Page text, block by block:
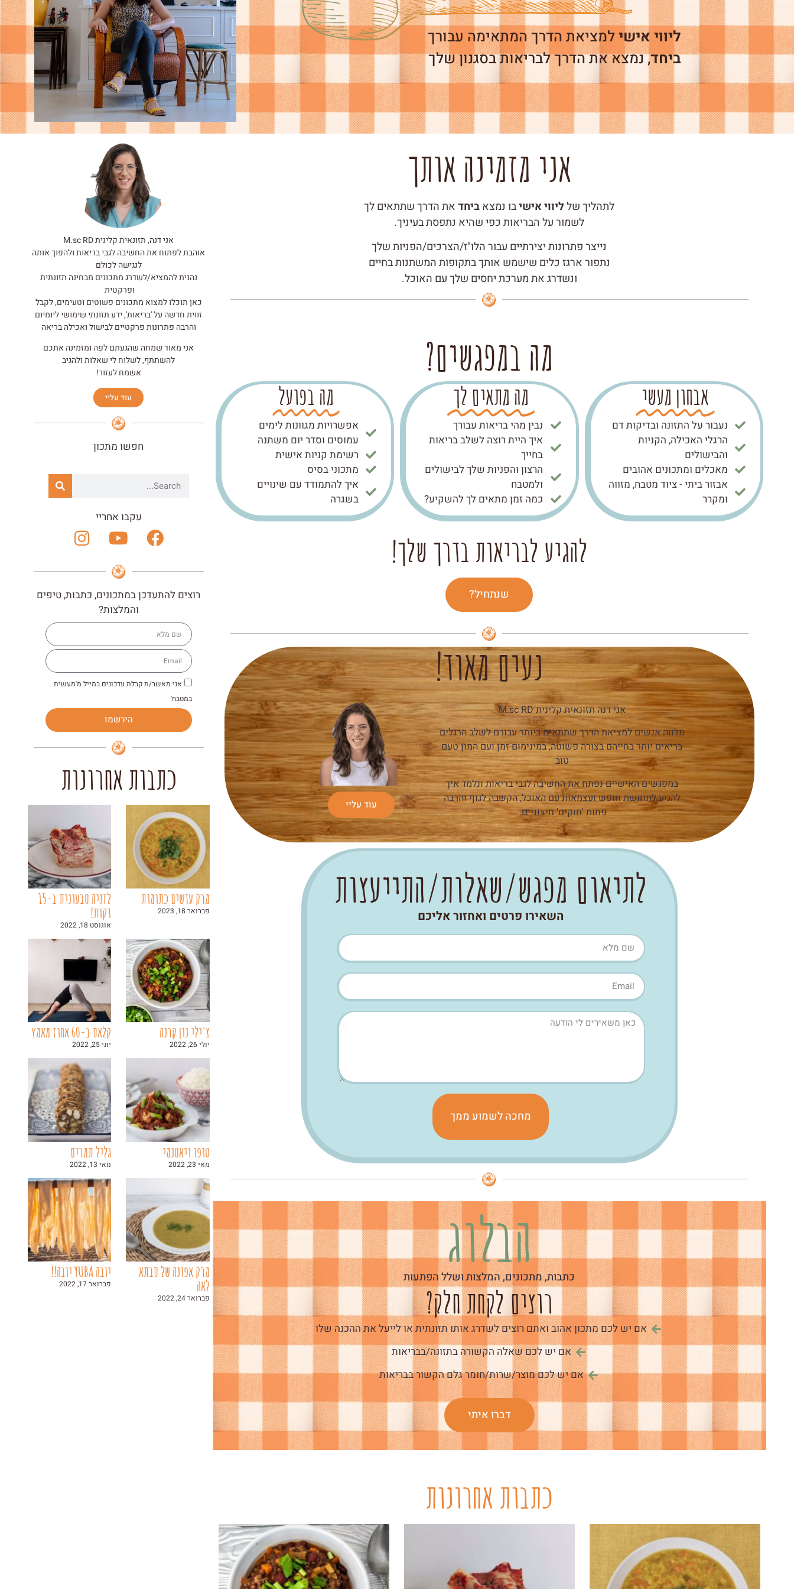
ליווי אישילמציאת הדרך המתאימה עבורך
ביחד, נמצא את הדרך לבריאות בסגנון שלך
אני מזמינה אותך
לתהליך שלליווי אישיבו נמצאביחדאת הדרך שתתאים לך
לשמור על הבריאות כפי שהיא נתפסת בעיניך.
נייצר פתרונות יצירתיים עבור הלו"ז/הצרכים/הפניות שלך
נתפור ארגז כלים שישמש אותך בתקופות המשתנות בחיים
ונשדרג את מערכת יחסים שלך עם האוכל.
מה במפגשים?
אבחון מעשי
נעבור על התזונה ובדיקות דם
הרגלי האכילה, הקניות
והבישולים
מאכלים ומתכונים אהובים
אבזור ביתי - ציוד מטבח, מזווה
ומקרר
מה מתאים לך
נבין מהי בריאות עבורך
איך היית רוצה לשלב בריאות
בחייך
הרצון והפניות שלך לבישולים
ולמטבח
כמה זמן מתאים לך להשקיע?
מה בפועל
אפשרויות מגוונות לימים
עמוסים וסדר יום משתנה
רשימת קניות אישית
מתכוני בסיס
איך להתמודד עם שינויים
בשגרה
להגיע לבריאות בדרך שלך!
שנתחיל?
נעים מאוד!
אני דנה תזונאית קלינית M.sc RD
מלווה אנשים למציאת הדרך שתתאים ביותר עבורם לשלב הרגלים
בריאים יותר בחייהם בצורה פשוטה, במינימום זמן ועם המון טעם
טוב
במפגשים האישיים נפתח את החשיבה לגבי בריאות ונלמד איך
להגיע לתחושת חופש ועצמאות עם האוכל, הקשבה לגוף והרבה
פחות 'חוקים' חיצוניים.
עוד עליי
לתיאום מפגש/שאלות/התייעצות
השאירו פרטים ואחזור אליכם
מחכה לשמוע ממך
הבלוג
כתבות, מתכונים, המלצות ושלל הפתעות
רוצים לקחת חלק?
אם יש לכם מתכון אהוב ואתם רוצים לשדרג אותו תזונתית או לייעל את ההכנה שלו
אם יש לכם שאלה הקשורה בתזונה/בבריאות
אם יש לכם מוצר/שרות/חומר גלם הקשור בבריאות
דברו איתי
כתבות אחרונות
אני דנה, תזונאית קלינית M.sc RD
אוהבת לפתוח את החשיבה לגבי בריאות ולהפוך אותה
לנגישה לכולם
נהנית להמציא/לשדרג מתכונים מבחינה תזונתית
ופרקטית
כאן תוכלו למצוא מתכונים פשוטים וטעימים, לקבל
זווית חדשה על 'בריאות', ידע תזונתי שימושי ליומיום
והרבה פתרונות פרקטיים לבישול ואכילה בריאה
אני מאוד שמחה שהגעתם לפה ומזמינה אתכם
להשתתף, לשלוח לי שאלות ולהגיב
אשמח לעזור!
עוד עליי
חפשו מתכון
עקבו אחריי
רוצים להתעדכן במתכונים, כתבות, טיפים
והמלצות?
אני מאשר/ת קבלת עדכונים במייל מ'מעשית
במטבח'
הירשמו
כתבות אחרונות
מרק עדשים כתומות
פברואר 18, 2023
לזניה טבעונית ב-15
דקות!
אוגוסט 18, 2022
צ'ילי נון קרנה
יולי 26, 2022
קלאס ב-60 אחוז מאמץ
יוני 25, 2022
טופו ויאטנמי
מאי 23, 2022
גליל תמרים
מאי 13, 2022
מרק אפונה של סבתא
לאה
פברואר 24, 2022
יובה YUBA יובה!!
פברואר 17, 2022